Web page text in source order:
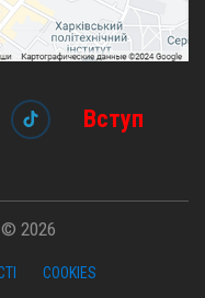
Вступ
2026
COOKIES